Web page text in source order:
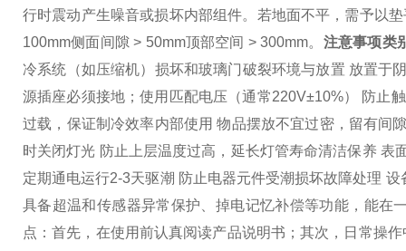
行时震动产生噪音或损坏内部组件。若地面不平，需予以
100mm侧面间隙 > 50mm顶部空间 > 300mm。 注意事项类
冷系统（如压缩机）损坏和玻璃门破裂环境与放置 放置于
源插座必须接地；使用匹配电压（通常220V±10%） 防止
过载，保证制冷效率内部使用 物品摆放不宜过密，留有间
时关闭灯光 防止上层温度过高，延长灯管寿命清洁保养 表
定期通电运行2-3天驱潮 防止电器元件受潮损坏故障处理 设
具备超温和传感器异常保护、掉电记忆补偿等功能，能在
点：首先，在使用前认真阅读产品说明书；其次，日常操